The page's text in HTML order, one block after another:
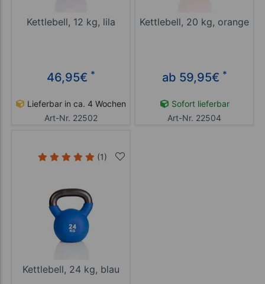
Kettlebell, 12 kg, lila
46,95€ *
Lieferbar in ca. 4 Wochen
Art-Nr. 22502
Kettlebell, 20 kg, orange
ab 59,95€ *
Sofort lieferbar
Art-Nr. 22504
(1)
Kettlebell, 24 kg, blau